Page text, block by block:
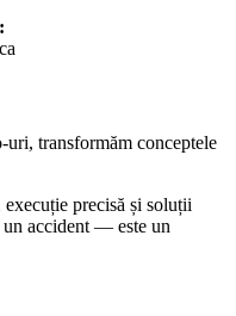
uri, transformăm conceptele
precisă și soluții
un accident — este un